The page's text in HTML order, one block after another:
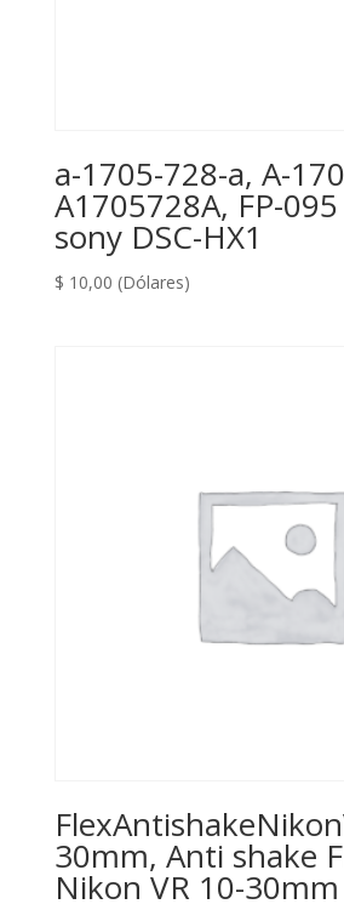
a-1705-728-a, A-
A1705728A, FP-
sony DSC-HX1
$ 10,00 (Dólares)
30mm, Anti shake
Nikon VR 10-